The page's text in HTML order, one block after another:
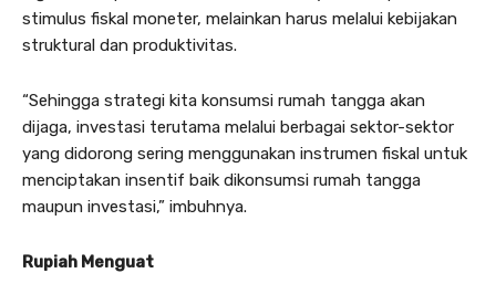
stimulus fiskal moneter, melainkan harus melalui kebijakan
struktural dan produktivitas.
“Sehingga strategi kita konsumsi rumah tangga akan
dijaga, investasi terutama melalui berbagai sektor-sektor
yang didorong sering menggunakan instrumen fiskal untuk
menciptakan insentif baik dikonsumsi rumah tangga
maupun investasi,” imbuhnya.
Rupiah Menguat